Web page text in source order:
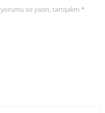
siz yazın, tartışalım *